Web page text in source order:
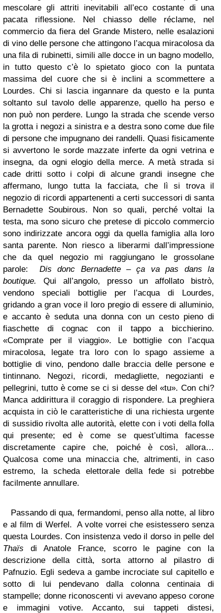
mescolare gli attriti inevitabili all’eco costante di una
pacata riflessione. Nel chiasso delle réclame, nel
commercio da fiera del Grande Mistero, nelle esalazioni
di vino delle persone che attingono l’acqua miracolosa da
una fila di rubinetti, simili alle docce in un bagno modello,
in tutto questo c’è lo spietato gioco con la puntata
massima del cuore che si è inclini a scommettere a
Lourdes. Chi si lascia ingannare da questo e la punta
soltanto sul tavolo delle apparenze, quello ha perso e
non può non perdere. Lungo la strada che scende verso
la grotta i negozi a sinistra e a destra sono come due file
di persone che impugnano dei randelli. Quasi fisicamente
si avvertono le sorde mazzate inferte da ogni vetrina e
insegna, da ogni elogio della merce. A metà strada si
cade dritti sotto i colpi di alcune grandi insegne che
affermano, lungo tutta la facciata, che lì si trova il
negozio di ricordi appartenenti a certi successori di santa
Bernadette Soubirous. Non so quali, perché voltai la
testa, ma sono sicuro che pretese di piccolo commercio
sono indirizzate ancora oggi da quella famiglia alla loro
santa parente. Non riesco a liberarmi dall’impressione
che da quel negozio mi raggiungano le grossolane
parole: Dis donc Bernadette – ça va pas dans la
boutique. Qui all’angolo, presso un affollato bistrò,
vendono speciali bottiglie per l’acqua di Lourdes,
gridando a gran voce il loro pregio di essere di alluminio,
e accanto è seduta una donna con un cesto pieno di
fiaschette di cognac con il tappo a bicchierino.
«Comprate per il viaggio». Le bottiglie con l’acqua
miracolosa, legate tra loro con lo spago assieme a
bottiglie di vino, pendono dalle braccia delle persone e
tintinnano. Negozi, ricordi, medagliette, negozianti e
pellegrini, tutto è come se ci si desse del «tu». Con chi?
Manca addirittura il coraggio di rispondere. La preghiera
acquista in ciò le caratteristiche di una richiesta urgente
di sussidio rivolta alle autorità, elette con i voti della folla
qui presente; ed è come se quest’ultima facesse
discretamente capire che, poiché è così, allora…
Qualcosa come una minaccia che, altrimenti, in caso
estremo, la scheda elettorale della fede si potrebbe
facilmente annullare.
Passando di qua, fermandomi, penso alla notte, al libro
e al film di Werfel. A volte vorrei che esistessero senza
questa Lourdes. Con insistenza vedo il dorso in pelle del
Thaïs di Anatole France, scorro le pagine con la
descrizione della città, sorta attorno al pilastro di
Pafnuzio. Egli sedeva a gambe incrociate sul capitello e
sotto di lui pendevano dalla colonna centinaia di
stampelle; donne riconoscenti vi avevano appeso corone
e immagini votive. Accanto, sui tappeti distesi,